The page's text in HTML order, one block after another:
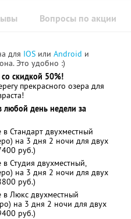
Вопросы по акции
для IOS или Android и
Это удобно :)
со скидкой 50%!
прекрасного озера для
день недели за
Стандарт двухместный
на 3 дня 2 ночи для двух
руб.)
Студия двухместный,
на 3 дня 2 ночи для двух
руб.)
Люкс двухместный
на 3 дня 2 ночи для двух
руб.)